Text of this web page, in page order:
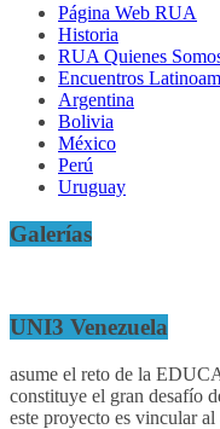
Página Web RUA
Historia
RUA Quienes
Encuentros
Argentina
Bolivia
México
Perú
Uruguay
Galerías
UNI3 Venezuela
asume el reto de la
constituye el gran desafío
este proyecto es vincular